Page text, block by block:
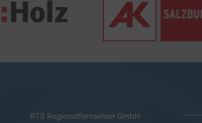
RTS Regionalfernsehen GmbH